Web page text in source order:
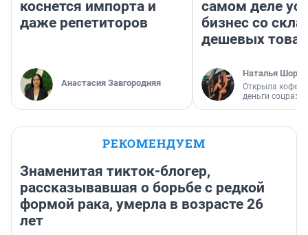
коснется импорта и
даже репетиторов
Анастасия Завгородняя
самом деле
бизнес со
дешевых
Наталья
Открыла
деньги
РЕКОМЕНДУЕМ
Знаменитая тикток-блогер,
рассказывавшая о борьбе с редкой
формой рака, умерла в возрасте 26
лет